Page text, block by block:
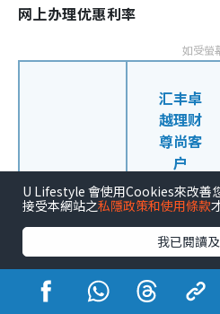
网上办理优惠利率
汇丰卓
越理财
尊尚客
户
存款期3
U Lifestyle 會使用Cookies來改善
接受本網站之私隱政策和使用條款
我已閱讀